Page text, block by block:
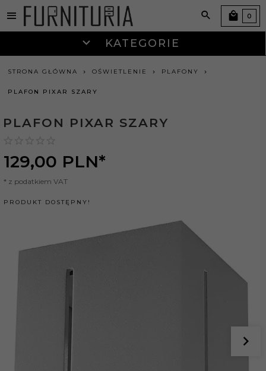
KATEGORIE
0
STRONA GŁÓWNA OŚWIETLENIE PLAFONY
PLAFON PIXAR SZARY
PLAFON PIXAR SZARY
129,00 PLN*
* z podatkiem VAT
PRODUKT DOSTĘPNY!